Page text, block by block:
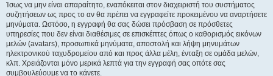
Ίσως να μην είναι απαραίτητο, εναπόκειται στον διαχειριστή του συστήματος
συζητήσεων ως προς το αν θα πρέπει να εγγραφείτε προκειμένου να αναρτήσετε
μηνύματα. Ωστόσο, η εγγραφή θα σας δώσει πρόσβαση σε πρόσθετες
υπηρεσίες που δεν είναι διαθέσιμες σε επισκέπτες όπως ο καθορισμός εικόνων
μελών (avatars), προσωπικά μηνύματα, αποστολή και λήψη μηνυμάτων
ηλεκτρονικού ταχυδρομείου από και προς άλλα μέλη, ένταξη σε ομάδα μελών,
κλπ. Χρειάζονται μόνο μερικά λεπτά για την εγγραφή σας οπότε σας
συμβουλεύουμε να το κάνετε.